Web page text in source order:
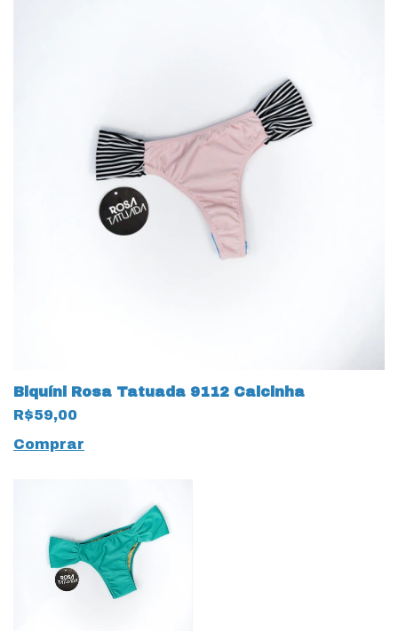
Biquíni Rosa Tatuada 9112 Calcinha
R$59,00
Comprar